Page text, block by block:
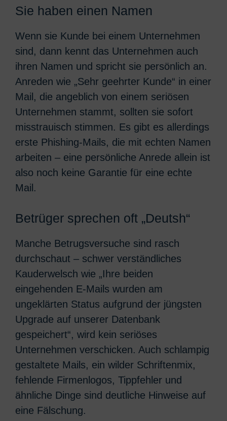
Sie haben einen Namen
Wenn sie Kunde bei einem Unternehmen
sind, dann kennt das Unternehmen auch
ihren Namen und spricht sie persönlich an.
Anreden wie „Sehr geehrter Kunde“ in einer
Mail, die angeblich von einem seriösen
Unternehmen stammt, sollten sie sofort
misstrauisch stimmen. Es gibt es allerdings
erste Phishing-Mails, die mit echten Namen
arbeiten – eine persönliche Anrede allein ist
also noch keine Garantie für eine echte
Mail.
Betrüger sprechen oft „Deutsh“
Manche Betrugsversuche sind rasch
durchschaut – schwer verständliches
Kauderwelsch wie „Ihre beiden
eingehenden E-Mails wurden am
ungeklärten Status aufgrund der jüngsten
Upgrade auf unserer Datenbank
gespeichert“, wird kein seriöses
Unternehmen verschicken. Auch schlampig
gestaltete Mails, ein wilder Schriftenmix,
fehlende Firmenlogos, Tippfehler und
ähnliche Dinge sind deutliche Hinweise auf
eine Fälschung.